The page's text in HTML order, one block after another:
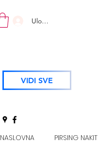
Uloguj se
VIDI SVE
NASLOVNA PIRSING NAKIT